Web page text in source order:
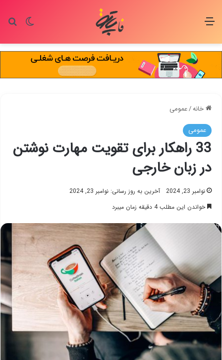
تغییر منو
خانه/عمومی
عمومی
33 راهکار برای تقویت مهارت نوشتن
در زبان خارجی
نوامبر 23, 2024
آخرین به روز رسانی: نوامبر 23, 2024
خواندن این مطلب 4 دقیقه زمان میبرد